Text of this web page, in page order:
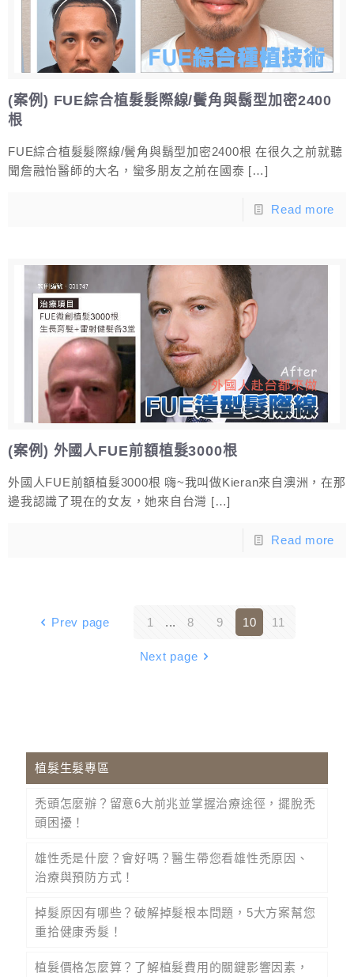
(案例) FUE綜合植髮髮際線/鬢角與鬍型加密2400
根
FUE綜合植髮髮際線/鬢角與鬍型加密2400根 在很久之前就聽
聞詹融怡醫師的大名，蠻多朋友之前在國泰 […]
Read more
(案例) 外國人FUE前額植髮3000根
外國人FUE前額植髮3000根 嗨~我叫做Kieran來自澳洲，在那
邊我認識了現在的女友，她來自台灣 […]
Read more
Prev page 1 ... 8 9 10 11
Next page
植髮生髮專區
禿頭怎麼辦？留意6大前兆並掌握治療途徑，擺脫禿
頭困擾！
雄性禿是什麼？會好嗎？醫生帶您看雄性禿原因、
治療與預防方式！
掉髮原因有哪些？破解掉髮根本問題，5大方案幫您
重拾健康秀髮！
植髮價格怎麼算？了解植髮費用的關鍵影響因素，